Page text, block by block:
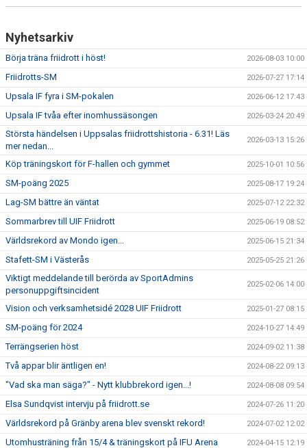
Nyhetsarkiv
Börja träna friidrott i höst! 2026-08-03 10:00
Friidrotts-SM 2026-07-27 17:14
Upsala IF fyra i SM-pokalen 2026-06-12 17:43
Upsala IF tvåa efter inomhussäsongen 2026-03-24 20:49
Största händelsen i Uppsalas friidrottshistoria - 6.31! Läs
mer nedan...
2026-03-13 15:26
Köp träningskort för F-hallen och gymmet 2025-10-01 10:56
SM-poäng 2025 2025-08-17 19:24
Lag-SM bättre än väntat 2025-07-12 22:32
Sommarbrev till UIF Friidrott 2025-06-19 08:52
Världsrekord av Mondo igen... 2025-06-15 21:34
Stafett-SM i Västerås 2025-05-25 21:26
Viktigt meddelande till berörda av SportAdmins
personuppgiftsincident
2025-02-06 14:00
Vision och verksamhetsidé 2028 UIF Friidrott 2025-01-27 08:15
SM-poäng för 2024 2024-10-27 14:49
Terrängserien höst 2024-09-02 11:38
Två appar blir äntligen en! 2024-08-22 09:13
"Vad ska man säga?" - Nytt klubbrekord igen...! 2024-08-08 09:54
Elsa Sundqvist intervju på friidrott.se 2024-07-26 11:20
Världsrekord på Gränby arena blev svenskt rekord! 2024-07-02 12:02
Utomhusträning från 15/4 & träningskort på IFU Arena 2024-04-15 12:19